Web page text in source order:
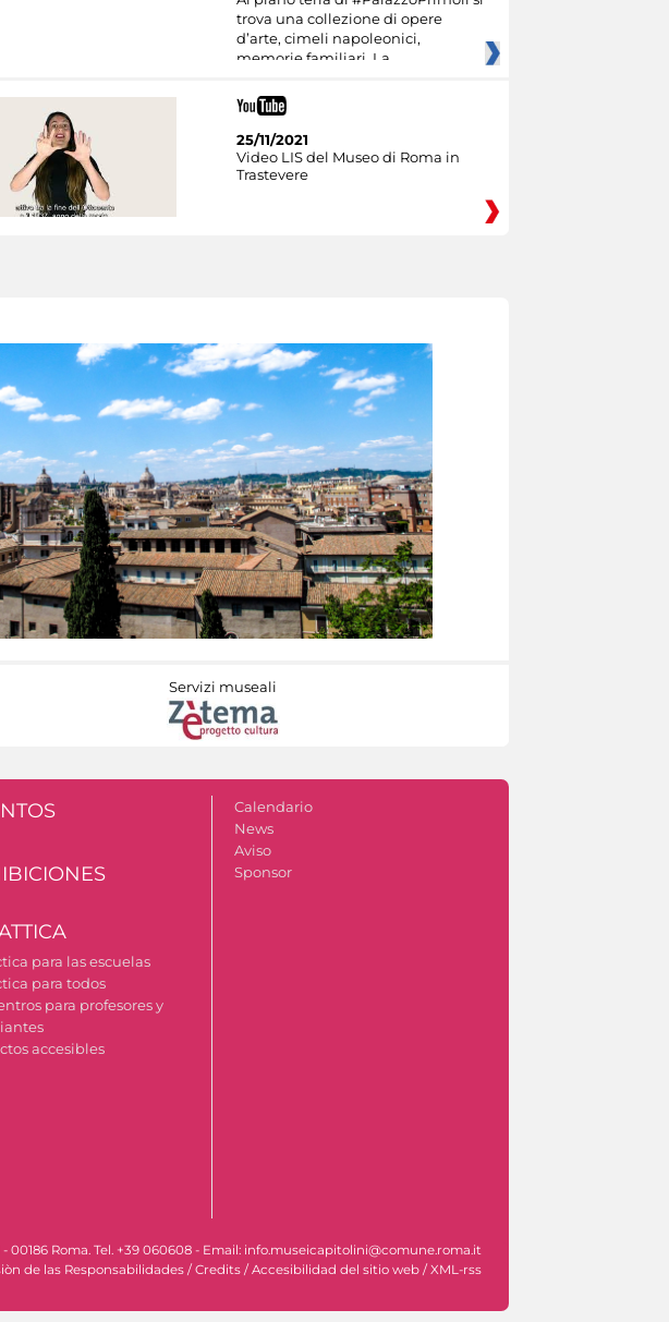
trova una collezione di opere
d’arte, cimeli napoleonici,
memorie familiari. La
25/11/2021
Video LIS del Museo di Roma in
Trastevere
Servizi museali
para las escuelas
para todos
para profesores y
accesibles
Calendario
News
Aviso
Sponsor
00186 Roma. Tel. +39 060608 - Email: info.museicapitolini@comune.roma.it
de las Responsabilidades /Credits /Accesibilidad del sitio web /XML-rss